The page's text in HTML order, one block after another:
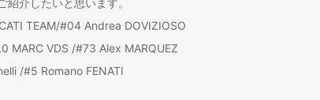
介したいと思います。
TEAM/#04 Andrea DOVIZIOSO
MARC VDS /#73 Alex MARQUEZ
/#5 Romano FENATI